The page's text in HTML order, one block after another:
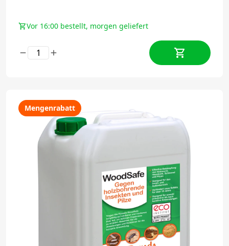
Vor 16:00 bestellt, morgen geliefert
Mengenrabatt